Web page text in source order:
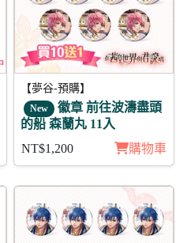
【夢谷-預購】
New 徽章 前往波濤盡頭
的船 森蘭丸 11入
NT$1,200
購物車